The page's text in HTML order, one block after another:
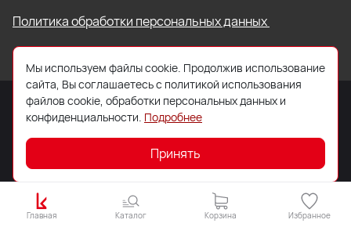
Политика обработки персональных данных
© 2026 ООО «Торговый Дом «Кровля Профи»
Главная Каталог Корзина Избранное
Мы используем файлы cookie. Продолжив использование
сайта, Вы соглашаетесь с политикой использования
файлов cookie, обработки персональных данных и
конфиденциальности. Подробнее
Принять